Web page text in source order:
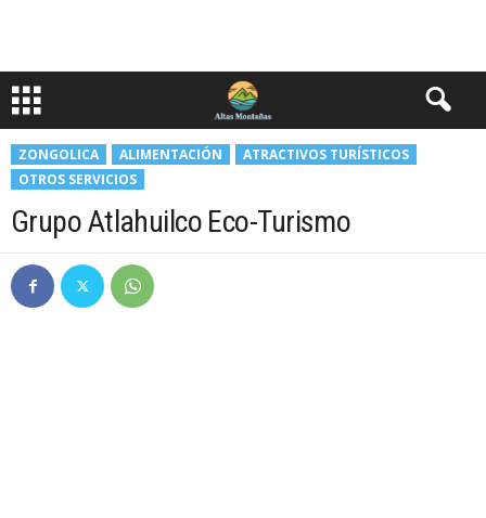
ZONGOLICA ALIMENTACIÓN
ATRACTIVOS TURÍSTICOS
OTROS SERVICIOS
Grupo Atlahuilco Eco-Turismo